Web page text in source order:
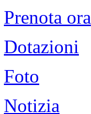
Prenota ora
Dotazioni
Foto
Notizia